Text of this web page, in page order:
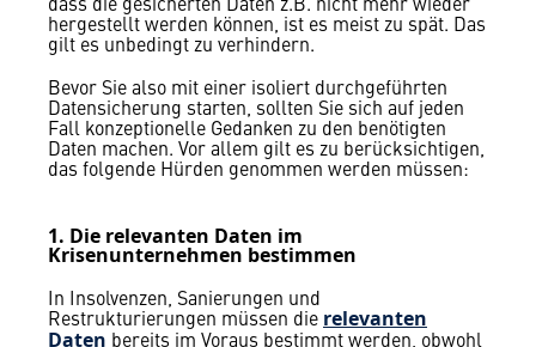
hergestellt werden können, ist es meist zu spät. Das
gilt es unbedingt zu verhindern.
Bevor Sie also mit einer isoliert durchgeführten
Datensicherung starten, sollten Sie sich auf jeden
Fall konzeptionelle Gedanken zu den benötigten
Daten machen. Vor allem gilt es zu berücksichtigen,
das folgende Hürden genommen werden müssen:
1. Die relevanten Daten im
Krisenunternehmen bestimmen
In Insolvenzen, Sanierungen und
Restrukturierungen müssen die relevanten
Daten bereits im Voraus bestimmt werden, obwohl